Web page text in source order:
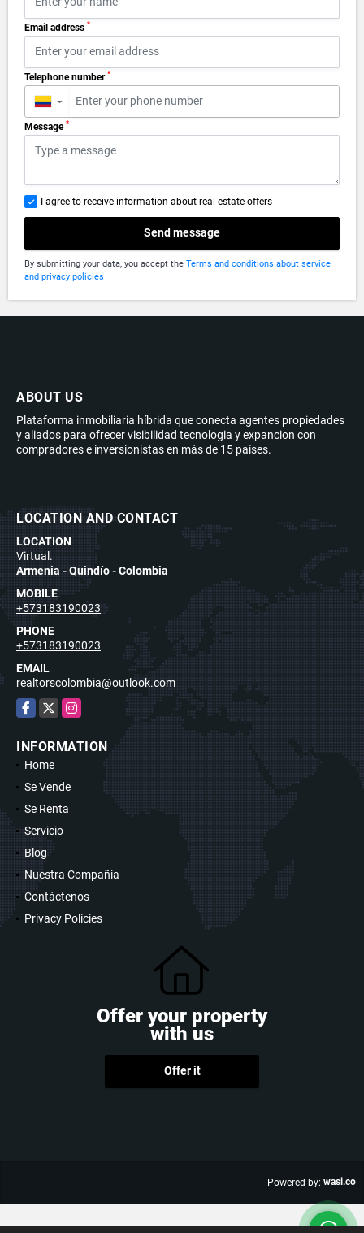
Email address *
Telephone number *
▼
Message *
I agree to receive information about real estate offers
Send message
By submitting your data, you accept the Terms and conditions about service
and privacy policies
ABOUT US
Plataforma inmobiliaria híbrida que conecta agentes propiedades
y aliados para ofrecer visibilidad tecnologia y expancion con
compradores e inversionistas en más de 15 países.
LOCATION AND CONTACT
LOCATION
Virtual.
Armenia - Quindío - Colombia
MOBILE
+573183190023
PHONE
+573183190023
EMAIL
realtorscolombia@outlook.com
Facebook
X Instagram
INFORMATION
Home
Se Vende
Se Renta
Servicio
Blog
Nuestra Compañia
Contáctenos
Privacy Policies
Offer your property
with us
Offer it
Powered by: wasi.co